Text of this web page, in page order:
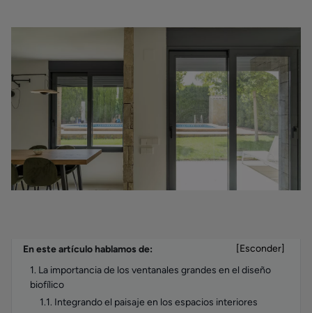
[Esconder]
En este artículo hablamos de:
1. La importancia de los ventanales grandes en el diseño
biofílico
1.1. Integrando el paisaje en los espacios interiores